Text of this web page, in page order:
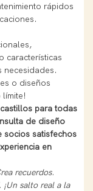
rápidos
características
necesidades.
o diseños
límite!
para todas
de diseño
socios satisfechos
en
recuerdos.
salto real a la